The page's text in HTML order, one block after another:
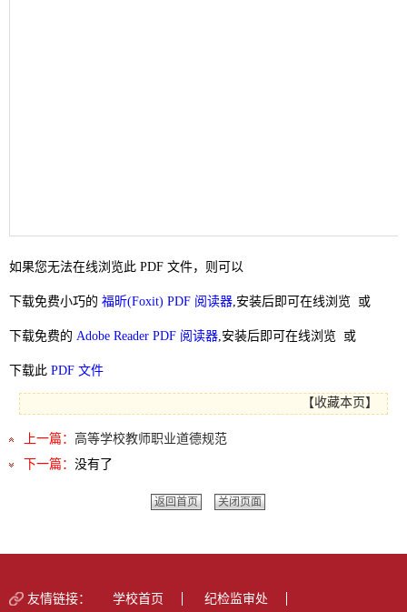
如果您无法在线浏览此 PDF 文件，则可以
下载免费小巧的 福昕(Foxit) PDF 阅读器 ,安装后即可在线浏览 或
下载免费的 Adobe Reader PDF 阅读器 ,安装后即可在线浏览 或
下载此 PDF 文件
【收藏本页】
上一篇： 高等学校教师职业道德规范
下一篇： 没有了
返回首页 关闭页面
友情链接： 学校首页 纪检监审处